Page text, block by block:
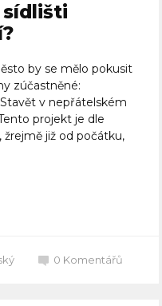
sídlišti
by se mělo pokusit
zúčastněné:
v nepřátelském
projekt je dle
již od počátku,
0 Komentářů